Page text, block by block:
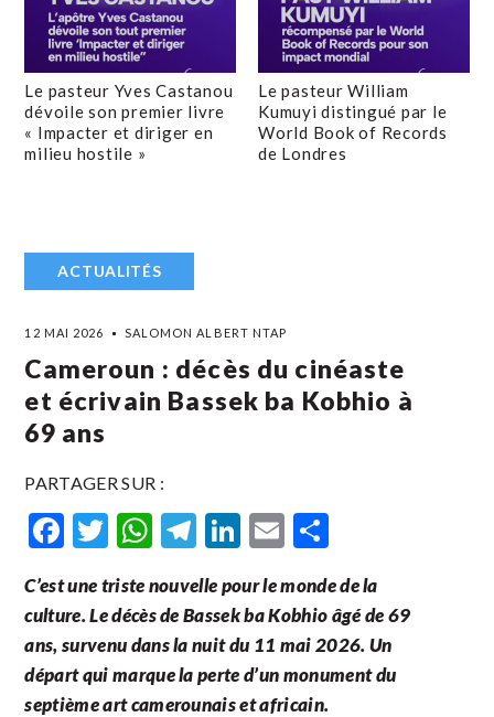
Le pasteur Yves Castanou
dévoile son premier livre
« Impacter et diriger en
milieu hostile »
Le pasteur William
Kumuyi distingué par le
World Book of Records
de Londres
ACTUALITÉS
12 MAI 2026 SALOMON ALBERT NTAP
Cameroun : décès du cinéaste
et écrivain Bassek ba Kobhio à
69 ans
PARTAGER SUR :
Facebook
Twitter
WhatsApp
Telegram
LinkedIn
Email
C’est une triste nouvelle pour le monde de la
culture. Le décès de Bassek ba Kobhio âgé de 69
ans, survenu dans la nuit du 11 mai 2026. Un
départ qui marque la perte d’un monument du
septième art camerounais et africain.